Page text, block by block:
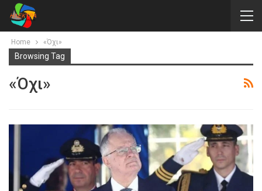
Home «Όχι»
Browsing Tag
«Όχι»